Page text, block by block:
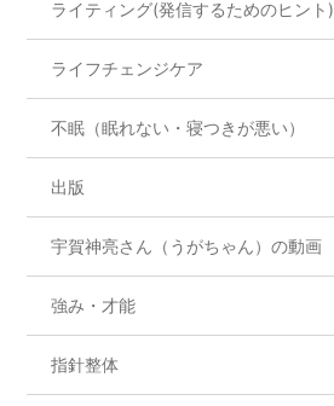
ライティング(発信するためのヒント)
ライフチェンジケア
不眠（眠れない・寝つきが悪い）
出版
宇賀神亮さん（うがちゃん）の動画
強み・才能
指針整体